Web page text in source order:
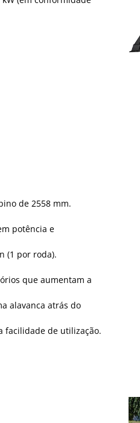
de 2558 mm.
potência e
(1 por roda).
que aumentam a
alavanca atrás do
facilidade de utilização.